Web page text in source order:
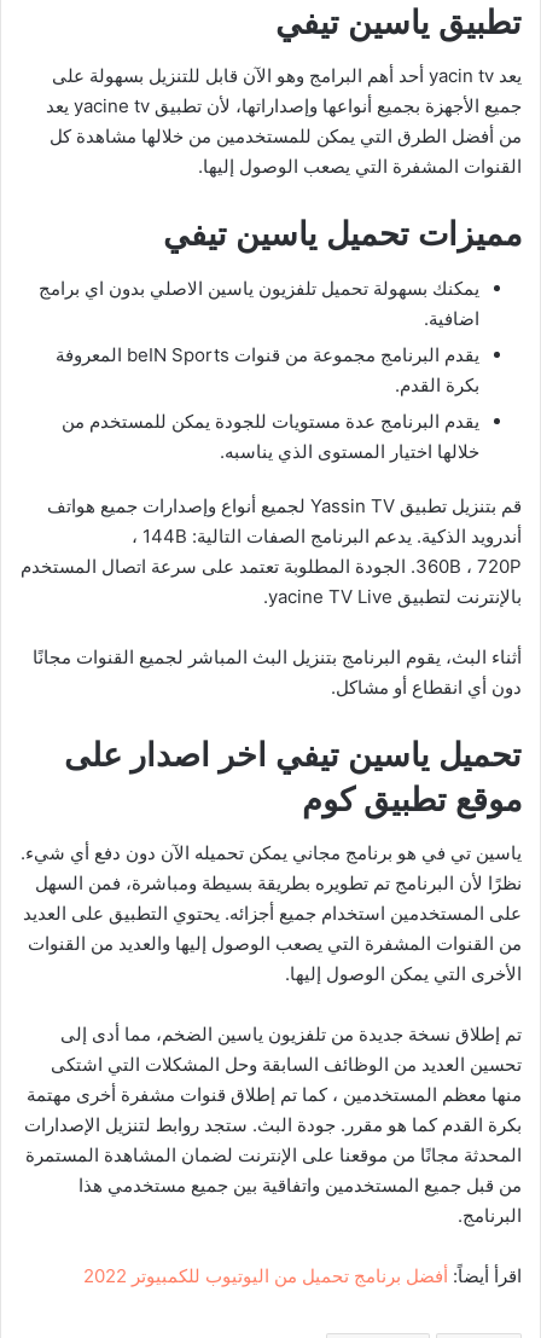
تطبيق ياسين تيفي
يعد yacin tv أحد أهم البرامج وهو الآن قابل للتنزيل بسهولة على
جميع الأجهزة بجميع أنواعها وإصداراتها، لأن تطبيق yacine tv يعد
من أفضل الطرق التي يمكن للمستخدمين من خلالها مشاهدة كل
القنوات المشفرة التي يصعب الوصول إليها.
مميزات تحميل ياسين تيفي
يمكنك بسهولة تحميل تلفزيون ياسين الاصلي بدون اي برامج
اضافية.
يقدم البرنامج مجموعة من قنوات beIN Sports المعروفة
بكرة القدم.
يقدم البرنامج عدة مستويات للجودة يمكن للمستخدم من
خلالها اختيار المستوى الذي يناسبه.
قم بتنزيل تطبيق Yassin TV لجميع أنواع وإصدارات جميع هواتف
أندرويد الذكية. يدعم البرنامج الصفات التالية: 144B ،
360B ، 720P. الجودة المطلوبة تعتمد على سرعة اتصال المستخدم
بالإنترنت لتطبيق yacine TV Live.
أثناء البث، يقوم البرنامج بتنزيل البث المباشر لجميع القنوات مجانًا
دون أي انقطاع أو مشاكل.
تحميل ياسين تيفي اخر اصدار على
موقع تطبيق كوم
ياسين تي في هو برنامج مجاني يمكن تحميله الآن دون دفع أي شيء.
نظرًا لأن البرنامج تم تطويره بطريقة بسيطة ومباشرة، فمن السهل
على المستخدمين استخدام جميع أجزائه. يحتوي التطبيق على العديد
من القنوات المشفرة التي يصعب الوصول إليها والعديد من القنوات
الأخرى التي يمكن الوصول إليها.
تم إطلاق نسخة جديدة من تلفزيون ياسين الضخم، مما أدى إلى
تحسين العديد من الوظائف السابقة وحل المشكلات التي اشتكى
منها معظم المستخدمين ، كما تم إطلاق قنوات مشفرة أخرى مهتمة
بكرة القدم كما هو مقرر. جودة البث. ستجد روابط لتنزيل الإصدارات
المحدثة مجانًا من موقعنا على الإنترنت لضمان المشاهدة المستمرة
من قبل جميع المستخدمين واتفاقية بين جميع مستخدمي هذا
البرنامج.
اقرأ أيضاً: أفضل برنامج تحميل من اليوتيوب للكمبيوتر 2022